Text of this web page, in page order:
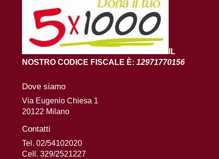
IL
NOSTRO CODICE FISCALE È: 12971770156
Dove siamo
Via Eugenio Chiesa 1
20122 Milano
Contatti
Tel. 02/54102020
Cell. 329/2521227